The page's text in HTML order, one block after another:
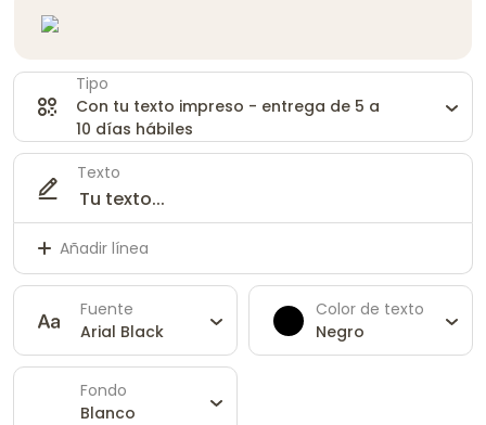
Tipo
Con tu texto impreso - entrega de 5 a
10 días hábiles
Texto
Añadir línea
Fuente
Arial Black
Color de texto
Negro
Fondo
Blanco